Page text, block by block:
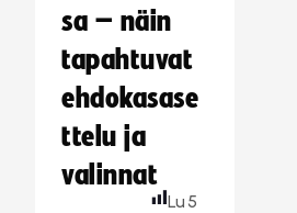
sa – näin
tapahtuvat
ehdokasase
ttelu ja
valinnat
Lu 5